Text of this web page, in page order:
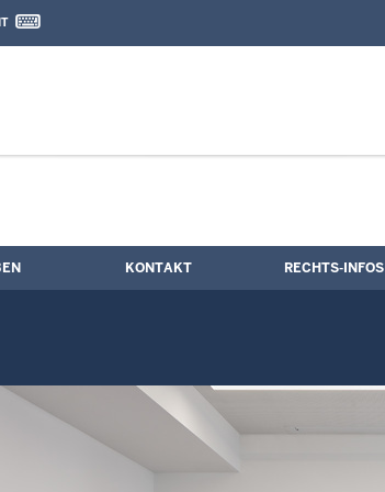
Kontaktformular
KONTAKT RECHTS-INFOS